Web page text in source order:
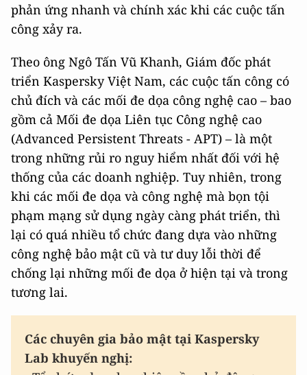
phản ứng nhanh và chính xác khi các cuộc tấn
công xảy ra.
Theo ông Ngô Tấn Vũ Khanh, Giám đốc phát
triển Kaspersky Việt Nam, các cuộc tấn công có
chủ đích và các mối đe dọa công nghệ cao – bao
gồm cả Mối đe dọa Liên tục Công nghệ cao
(Advanced Persistent Threats - APT) – là một
trong những rủi ro nguy hiểm nhất đối với hệ
thống của các doanh nghiệp. Tuy nhiên, trong
khi các mối đe dọa và công nghệ mà bọn tội
phạm mạng sử dụng ngày càng phát triển, thì
lại có quá nhiều tổ chức đang dựa vào những
công nghệ bảo mật cũ và tư duy lỗi thời để
chống lại những mối đe dọa ở hiện tại và trong
tương lai.
Các chuyên gia bảo mật tại Kaspersky
Lab khuyến nghị: